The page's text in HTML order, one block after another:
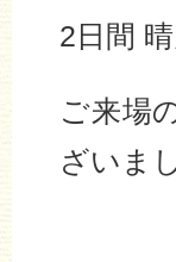
2日間
ご来場
ざいま